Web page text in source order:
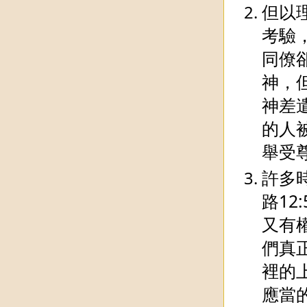
但以
考驗
同僚
神，
神差
的人
舉受
許多
路
又有
們真
裡的
應當